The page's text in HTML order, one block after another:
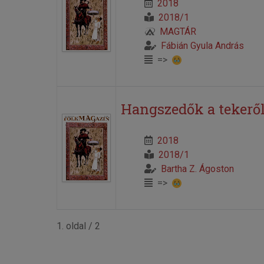
2018
2018/1
MAGTÁR
Fábián Gyula András
=>
Hangszedők a
2018
2018/1
Bartha Z. Ágoston
=>
1. oldal / 2